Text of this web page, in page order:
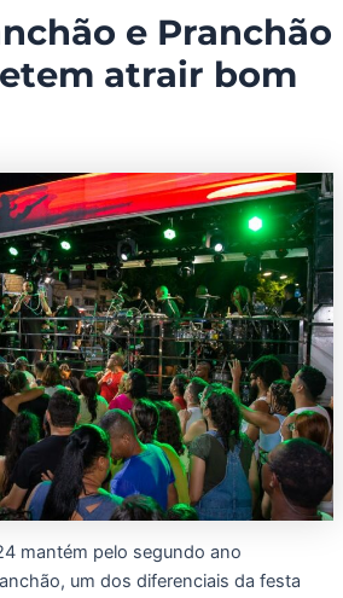
e Pranchão
atrair bom
mantém pelo segundo ano
um dos diferenciais da festa